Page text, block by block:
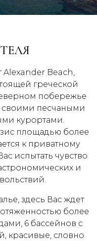
Alexander Beach,
греческой
побережье
своими песчаными
курортами.
площадью более
к приватному
испытать чувство
и
здесь Вас ждет
более
6 бассейнов с
красивые, словно